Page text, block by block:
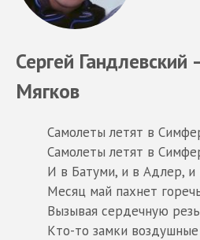
Сергей
Мягков
Самолеты летят в
Самолеты летят в
И в Батуми, и в Адлер, и
Месяц май пахнет
Вызывая сердечную
Кто-то замки